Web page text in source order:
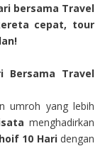
bersama Travel
cepat, tour
Bersama Travel
umroh yang lebih
menghadirkan
10 Haridengan